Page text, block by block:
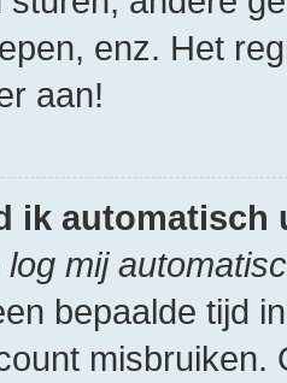
enz. Het
aan!
ik automatisch
log mij
bepaalde tijd
misbruiken.